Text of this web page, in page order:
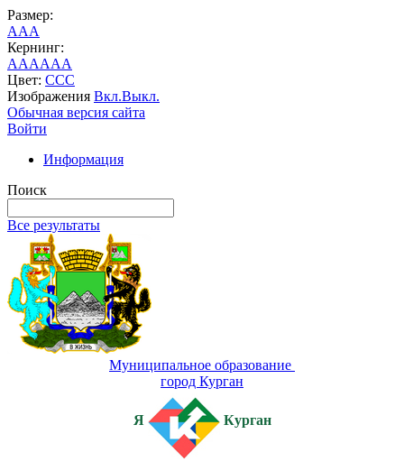
Размер:
AAA
Кернинг:
AAAAAA
Цвет: CCC
Изображения Вкл.Выкл.
Обычная версия сайта
Войти
Информация
Поиск
Все результаты
Муниципальное образование
город Курган
Я Курган